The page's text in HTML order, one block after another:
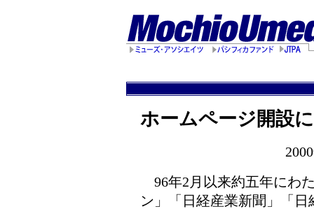
ホームページ開設
96年2月以来約五年にわ
ン」「日経産業新聞」「日